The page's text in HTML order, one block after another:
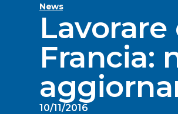
News
Lavorare
Francia:
10/11/2016